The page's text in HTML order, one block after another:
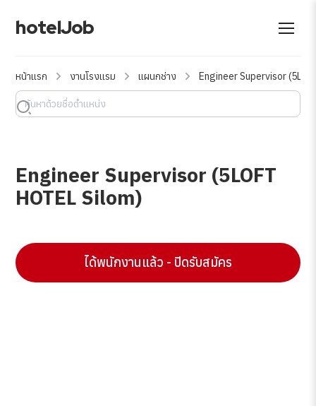
hotelJob
หน้าแรก งานโรงแรม แผนกช่าง Engineer Supervisor
Engineer Supervisor (5LOFT
HOTEL Silom)
ได้พนักงานแล้ว - ปิดรับสมัคร